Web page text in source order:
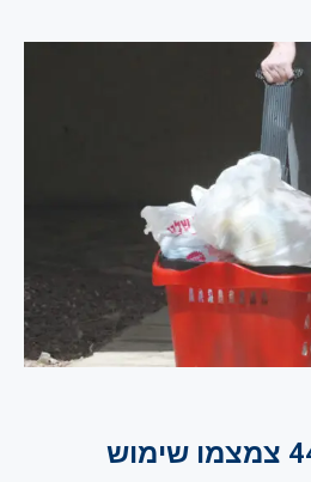
מחקר: רק 44% צמצמו שימוש